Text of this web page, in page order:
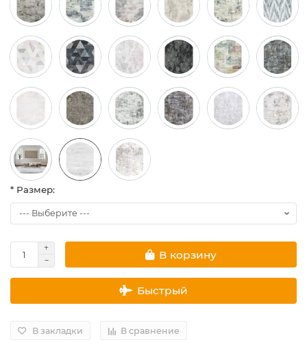
* Размер:
В корзину
Быстрый
В закладки В сравнение